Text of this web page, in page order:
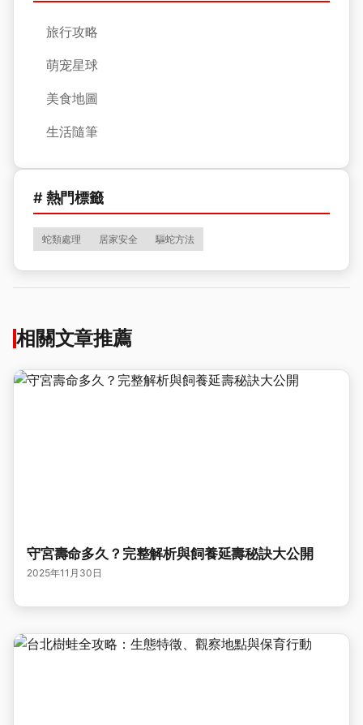
旅行攻略
萌宠星球
美食地圖
生活隨筆
# 熱門標籤
蛇類處理 居家安全 驅蛇方法
相關文章推薦
守宮壽命多久？完整解析與飼養延壽秘訣大公開
2025年11月30日